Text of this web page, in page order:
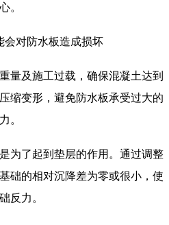
。
会对防水板造成损坏
及施工过载，确保混凝土达到
缩变形，避免防水板承受过大的
。
了起到垫层的作用。通过调整
础的相对沉降差为零或很小，使
反力。